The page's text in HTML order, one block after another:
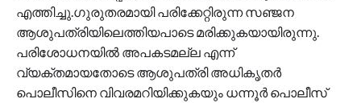
എത്തിച്ചു.ഗുരുതരമായി പരിക്കേറ്റിരുന്ന സഞ്ജന
ആശുപത്രിയിലെത്തിയപാടെ മരിക്കുകയായിരുന്നു.
പരിശോധനയിൽ അപകടമല്ല എന്ന്
വ്യക്തമായതോടെ ആശുപത്രി അധികൃതർ
പൊലീസിനെ വിവരമറിയിക്കുകയും ധന്നൂർ പൊലീസ്